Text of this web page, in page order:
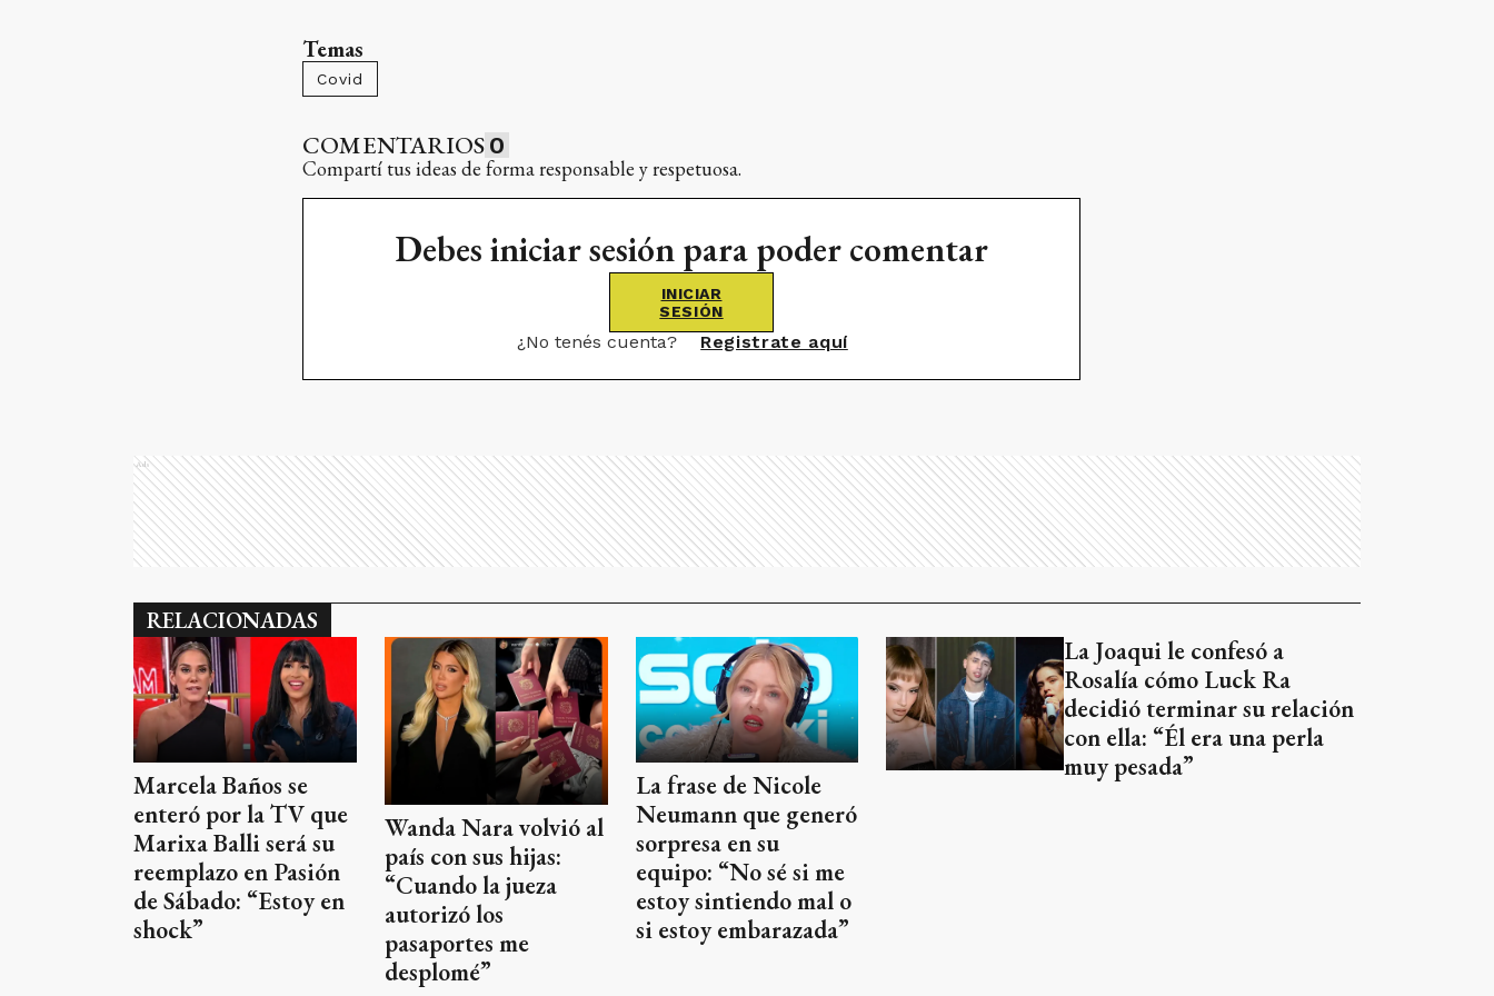
Temas
Covid
COMENTARIOS 0
Compartí tus ideas de forma responsable y respetuosa.
Debes iniciar sesión para poder comentar
INICIAR
SESIÓN
¿No tenés cuenta? Registrate aquí
Ads
RELACIONADAS
Marcela Baños se
enteró por la TV que
Marixa Balli será su
reemplazo en Pasión
de Sábado: “Estoy en
shock”
Wanda Nara volvió al
país con sus hijas:
“Cuando la jueza
autorizó los
pasaportes me
desplomé”
La frase de Nicole
Neumann que generó
sorpresa en su
equipo: “No sé si me
estoy sintiendo mal o
si estoy embarazada”
La Joaqui le confesó a
Rosalía cómo Luck Ra
decidió terminar su relación
con ella: “Él era una perla
muy pesada”